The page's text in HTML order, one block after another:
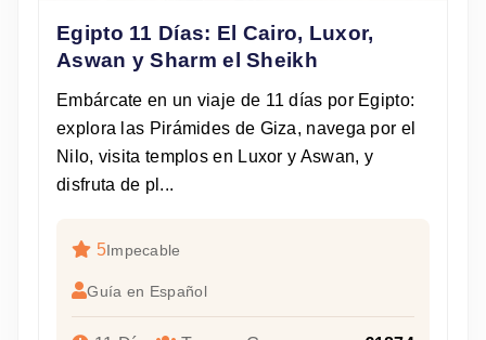
Egipto 11 Días: El Cairo, Luxor,
Aswan y Sharm el Sheikh
Embárcate en un viaje de 11 días por Egipto:
explora las Pirámides de Giza, navega por el
Nilo, visita templos en Luxor y Aswan, y
disfruta de pl...
5Impecable
Guía en Español